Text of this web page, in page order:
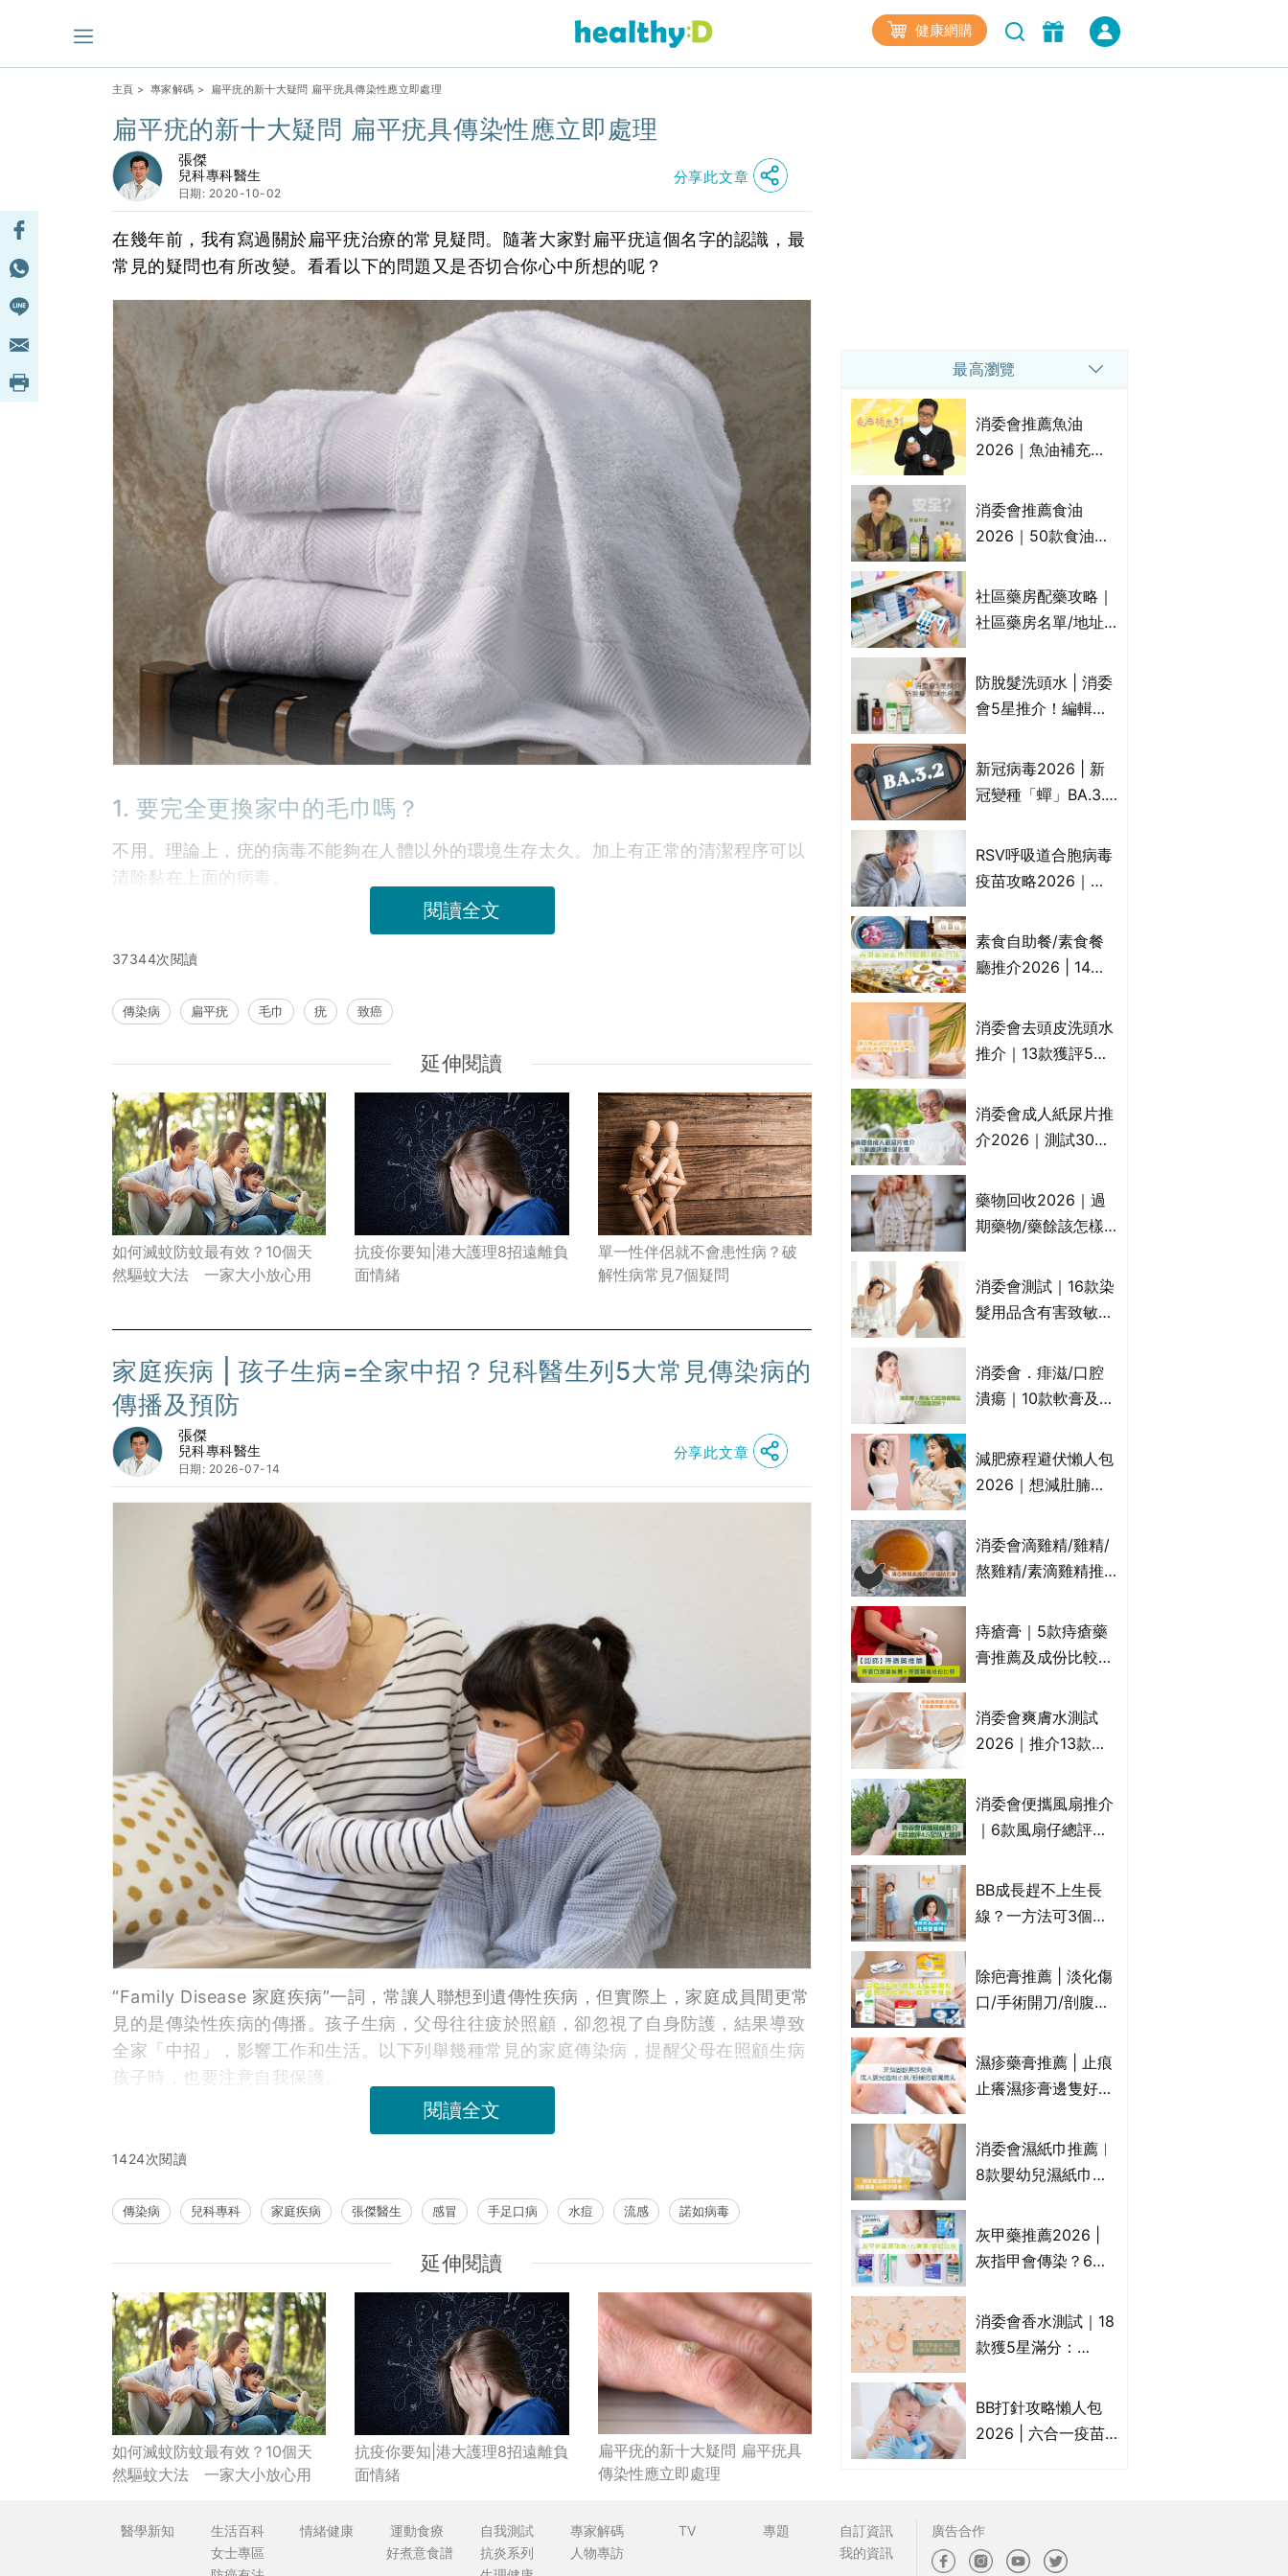
健康網購
主頁 > 專家解碼 > 扁平疣的新十大疑問 扁平疣具傳染性應立即處理
扁平疣的新十大疑問 扁平疣具傳染性應立即處理
張傑
兒科專科醫生
日期: 2020-10-02
分享此文章
在幾年前，我有寫過關於扁平疣治療的常見疑問。隨著大家對扁平疣這個名字的認識，最
常見的疑問也有所改變。看看以下的問題又是否切合你心中所想的呢？
1. 要完全更換家中的毛巾嗎？
不用。理論上，疣的病毒不能夠在人體以外的環境生存太久。加上有正常的清潔程序可以
清除黏在上面的病毒。
閱讀全文
37344次閱讀
傳染病 扁平疣 毛巾 疣 致癌
延伸閱讀
如何滅蚊防蚊最有效？10個天
然驅蚊大法 一家大小放心用
抗疫你要知|港大護理8招遠離負
面情緒⠀
單一性伴侶就不會患性病？破
解性病常見7個疑問
家庭疾病 | 孩子生病=全家中招？兒科醫生列5大常見傳染病的
傳播及預防
張傑
兒科專科醫生
日期: 2026-07-14
分享此文章
“Family Disease 家庭疾病”一詞，常讓人聯想到遺傳性疾病，但實際上，家庭成員間更常
見的是傳染性疾病的傳播。孩子生病，父母往往疲於照顧，卻忽視了自身防護，結果導致
全家「中招」，影響工作和生活。以下列舉幾種常見的家庭傳染病，提醒父母在照顧生病
孩子時，也要注意自我保護。
閱讀全文
1424次閱讀
傳染病 兒科專科 家庭疾病 張傑醫生 感冒 手足口病 水痘 流感 諾如病毒
延伸閱讀
如何滅蚊防蚊最有效？10個天
然驅蚊大法 一家大小放心用
抗疫你要知|港大護理8招遠離負
面情緒⠀
扁平疣的新十大疑問 扁平疣具
傳染性應立即處理
最高瀏覽
消委會推薦魚油
2026｜魚油補充劑
名單｜附1款國際魚
油標準5星認證 針對
消委會推薦食油
2026｜50款食油評
物｜21款健康煮食油
總評達5星滿分名單
花籽油/花生油等)
社區藥房配藥攻略｜
社區藥房名單/地址/
法一覽表｜社區藥房
是甚麼？可以申請藥
防脫髮洗頭水 | 消委
會5星推介！編輯加
比較：位元堂、呂、
PANTOGAR、純素
新冠病毒2026 | 新
冠變種「蟬」BA.3.2
播、風險與預防方法
一文睇
RSV呼吸道合胞病毒
疫苗攻略2026｜
高危？RSV疫苗價錢
比較、打針後反應處
素食自助餐/素食餐
廳推介2026 | 14間
中式/印度/東南亞/港
式/Fusion素食齋菜
消委會去頭皮洗頭水
推介｜13款獲評5星
KLORANE、沙宣、
呂、LUX等上榜｜4
消委會成人紙尿片推
介2026｜測試30款
滲墊防漏表現/回滲/
化學物質檢測等｜5
藥物回收2026｜過
期藥物/藥餘該怎樣
地點一覽｜屈臣氏、
萬寧、首衛、綠領行
消委會測試｜16款染
髮用品含有害致敏物
介!50惠、Return回
本、Furnte、Rerise
消委會．痱滋/口腔
潰瘍｜10款軟膏及啫
屬處方藥物？有哪些
受關注成分？｜必知
減肥療程避伏懶人包
2026｜想減肚腩但
VS不良黑店5大手法
對比｜SLIMTONE減
消委會滴雞精/雞精/
熬雞精/素滴雞精推
款含致癌物 9款總評
達5星滿分名單 屈臣
痔瘡膏｜5款痔瘡藥
膏推薦及成份比較
有效紓緩痔瘡疼痛痕
癢｜附痔瘡成因及病
消委會爽膚水測試
2026｜推介13款總
Cetaphil、The
Ordinary、
消委會便攜風扇推介
｜6款風扇仔總評達
品 MUJI、
Francfranc、
BB成長趕不上生長
線？一方法可3個月
懂得把握1歲起「長
高黃金期」
除疤膏推薦 | 淡化傷
口/手術開刀/剖腹生
藥膏/除疤筆/除疤貼
比較（消委會教揀選
濕疹藥膏推薦 | 止痕
止癢濕疹膏邊隻好？
膏/濕疹膏 嬰兒BB濕
疹皮膚適用！紓緩防
一覽)
消委會濕紙巾推薦︱
8款嬰幼兒濕紙巾獲
屈臣氏watsons、強
生Johnson's等｜測
灰甲藥推薦2026 |
灰指甲會傳染？6款
膏/抗甲癬油劑的功
效/價格比較：羅霉
消委會香水測試｜18
款獲5星滿分：
ARMANI、Marks &
Spencer、CHANEL
BB打針攻略懶人包
2026 | 六合一疫苗
嬰幼兒疫苗價錢比
較、BB打針後反應處
醫學新知
生活百科
女士專區
情緒健康
運動食療
好煮意食譜
自我測試
抗炎系列
專家解碼
人物專訪
TV 專題
自訂資訊
我的資訊
廣告合作